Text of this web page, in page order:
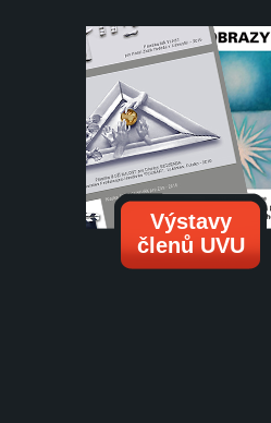
Výstavy
členů UVU